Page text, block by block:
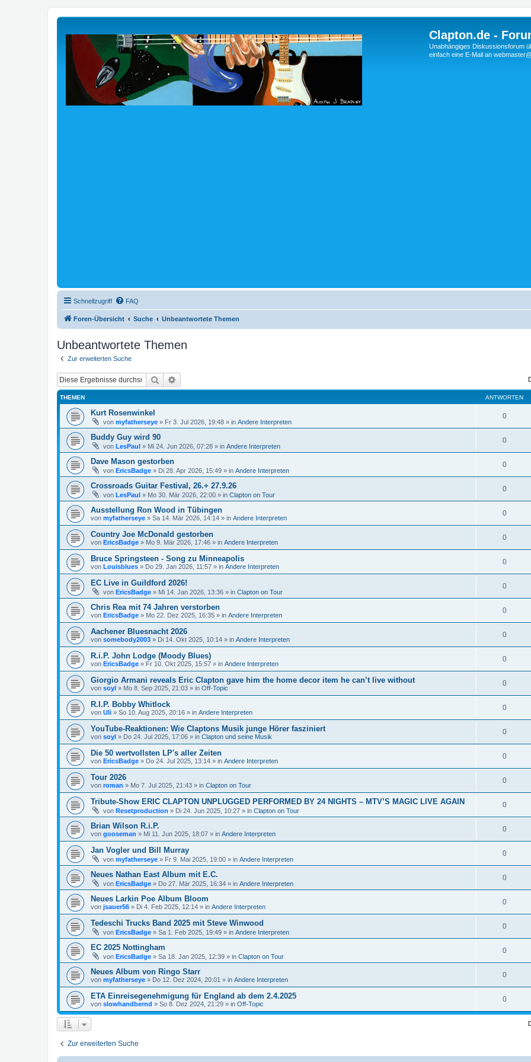
Clapton.de -
Unabhängiges Diskussionsforum
einfach eine E-Mail an
Schnellzugriff FAQ
Foren-Übersicht Suche Unbeantwortete Themen
Unbeantwortete Themen
Zur erweiterten Suche
Suche
THEMEN ANTWORTEN
Kurt Rosenwinkel
von myfatherseye » Fr 3. Jul 2026, 19:48 » in Andere Interpreten
0
Buddy Guy wird 90
von LesPaul » Mi 24. Jun 2026, 07:28 » in Andere Interpreten
0
Dave Mason gestorben
von EricsBadge » Di 28. Apr 2026, 15:49 » in Andere Interpreten
0
Crossroads Guitar Festival, 26.+ 27.9.26
von LesPaul » Mo 30. Mär 2026, 22:00 » in Clapton on Tour
0
Ausstellung Ron Wood in Tübingen
von myfatherseye » Sa 14. Mär 2026, 14:14 » in Andere Interpreten
0
Country Joe McDonald gestorben
von EricsBadge » Mo 9. Mär 2026, 17:46 » in Andere Interpreten
0
Bruce Springsteen - Song zu Minneapolis
von Louisblues » Do 29. Jan 2026, 11:57 » in Andere Interpreten
0
EC Live in Guildford 2026!
von EricsBadge » Mi 14. Jan 2026, 13:36 » in Clapton on Tour
0
Chris Rea mit 74 Jahren verstorben
von EricsBadge » Mo 22. Dez 2025, 16:35 » in Andere Interpreten
0
Aachener Bluesnacht 2026
von somebody2003 » Di 14. Okt 2025, 10:14 » in Andere Interpreten
0
R.i.P. John Lodge (Moody Blues)
von EricsBadge » Fr 10. Okt 2025, 15:57 » in Andere Interpreten
0
Giorgio Armani reveals Eric Clapton gave him the home decor item he can’t live without
von soyl » Mo 8. Sep 2025, 21:03 » in Off-Topic
0
R.I.P. Bobby Whitlock
von Uli » So 10. Aug 2025, 20:16 » in Andere Interpreten
0
YouTube-Reaktionen: Wie Claptons Musik junge Hörer fasziniert
von soyl » Do 24. Jul 2025, 17:06 » in Clapton und seine Musik
0
Die 50 wertvollsten LP's aller Zeiten
von EricsBadge » Do 24. Jul 2025, 13:14 » in Andere Interpreten
0
Tour 2026
von roman » Mo 7. Jul 2025, 21:43 » in Clapton on Tour
0
Tribute-Show ERIC CLAPTON UNPLUGGED PERFORMED BY 24 NIGHTS – MTV’S MAGIC LIVE AGAIN
von Resetproduction » Di 24. Jun 2025, 10:27 » in Clapton on Tour
0
Brian Wilson R.i.P.
von gooseman » Mi 11. Jun 2025, 18:07 » in Andere Interpreten
0
Jan Vogler und Bill Murray
von myfatherseye » Fr 9. Mai 2025, 19:00 » in Andere Interpreten
0
Neues Nathan East Album mit E.C.
von EricsBadge » Do 27. Mär 2025, 16:34 » in Andere Interpreten
0
Neues Larkin Poe Album Bloom
von jsauer56 » Di 4. Feb 2025, 12:14 » in Andere Interpreten
0
Tedeschi Trucks Band 2025 mit Steve Winwood
von EricsBadge » Sa 1. Feb 2025, 19:49 » in Andere Interpreten
0
EC 2025 Nottingham
von EricsBadge » Sa 18. Jan 2025, 12:39 » in Clapton on Tour
0
Neues Album von Ringo Starr
von myfatherseye » Do 12. Dez 2024, 20:01 » in Andere Interpreten
0
ETA Einreisegenehmigung für England ab dem 2.4.2025
von slowhandbernd » So 8. Dez 2024, 21:29 » in Off-Topic
0
Zur erweiterten Suche